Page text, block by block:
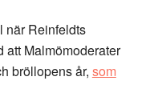
när Reinfeldts
att Malmömoderater
bröllopens år, som